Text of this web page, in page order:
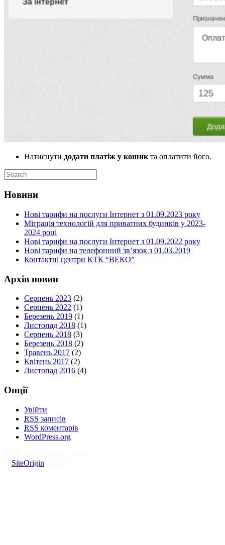
Натиснути додати платіж у кошикта оплатити його.
Новини
Нові тарифи на послуги Інтернет з 01.09.2023 року
Міграція технологій для приватних будинків у 2023-
2024 році
Нові тарифи на послуги Інтернет з 01.09.2022 року
Нові тарифи на телефонний зв’язок з 01.03.2019
Контактні центри КТК “ВЕКО”
Архів новин
Серпень 2023 (2)
Серпень 2022 (1)
Березень 2019 (1)
Листопад 2018 (1)
Серпень 2018 (3)
Березень 2018 (2)
Травень 2017 (2)
Квітень 2017 (2)
Листопад 2016 (4)
Опції
Увійти
RSS записів
RSS коментарів
WordPress.org
SiteOrigin